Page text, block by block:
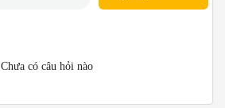
Chưa có câu hỏi nào